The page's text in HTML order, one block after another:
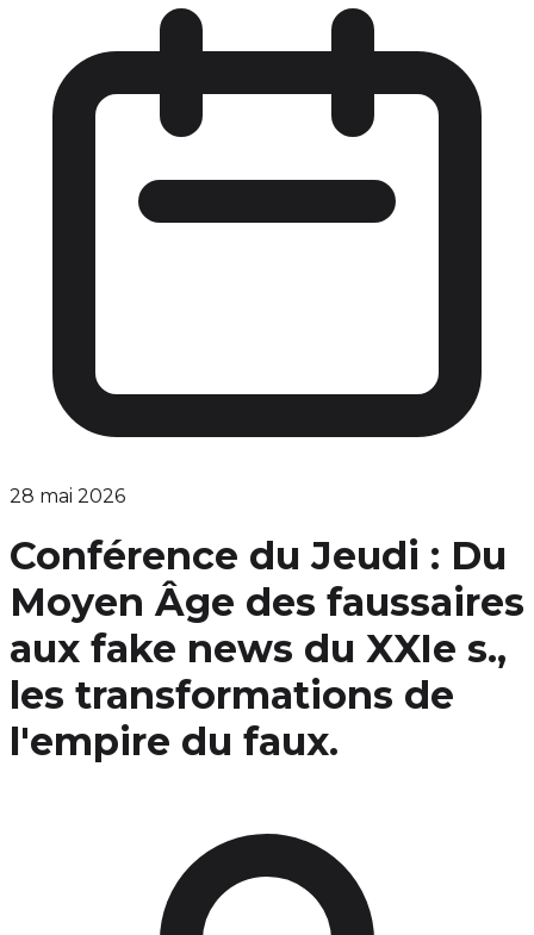
28 mai 2026
Conférence du Jeudi : Du
Moyen Âge des faussaires
aux fake news du XXIe s.,
les transformations de
l'empire du faux.